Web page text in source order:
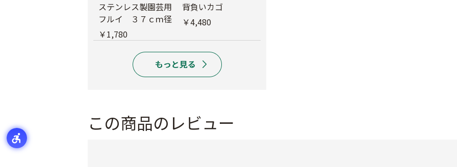
ステンレス製園芸用
フルイ ３７ｃｍ径
￥1,780
背負いカゴ
￥4,480
この商品のレビュー